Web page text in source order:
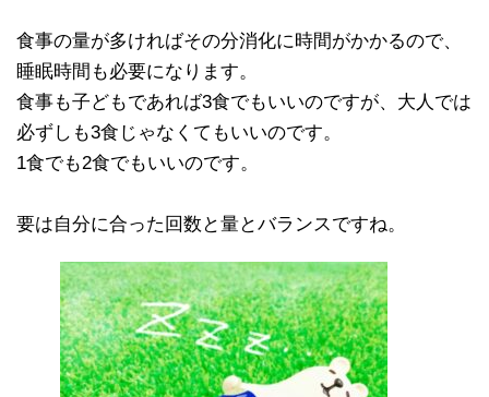
食事の量が多ければその分消化に時間がかかるので、
睡眠時間も必要になります。
食事も子どもであれば3食でもいいのですが、大人では
必ずしも3食じゃなくてもいいのです。
1食でも2食でもいいのです。
要は自分に合った回数と量とバランスですね。